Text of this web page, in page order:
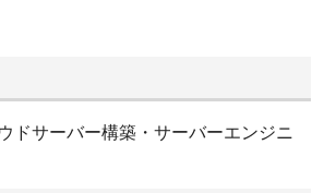
ドサーバー構築・サーバーエンジニ